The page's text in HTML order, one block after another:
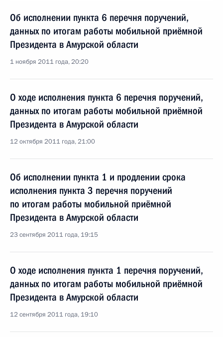
Об исполнении пункта 6 перечня поручений,
данных по итогам работы мобильной приёмной
Президента в Амурской области
1 ноября 2011 года, 20:20
О ходе исполнения пункта 6 перечня поручений,
данных по итогам работы мобильной приёмной
Президента в Амурской области
12 октября 2011 года, 21:00
Об исполнении пункта 1 и продлении срока
исполнения пункта 3 перечня поручений
по итогам работы мобильной приёмной
Президента в Амурской области
23 сентября 2011 года, 19:15
О ходе исполнения пункта 1 перечня поручений,
данных по итогам работы мобильной приёмной
Президента в Амурской области
12 сентября 2011 года, 19:10